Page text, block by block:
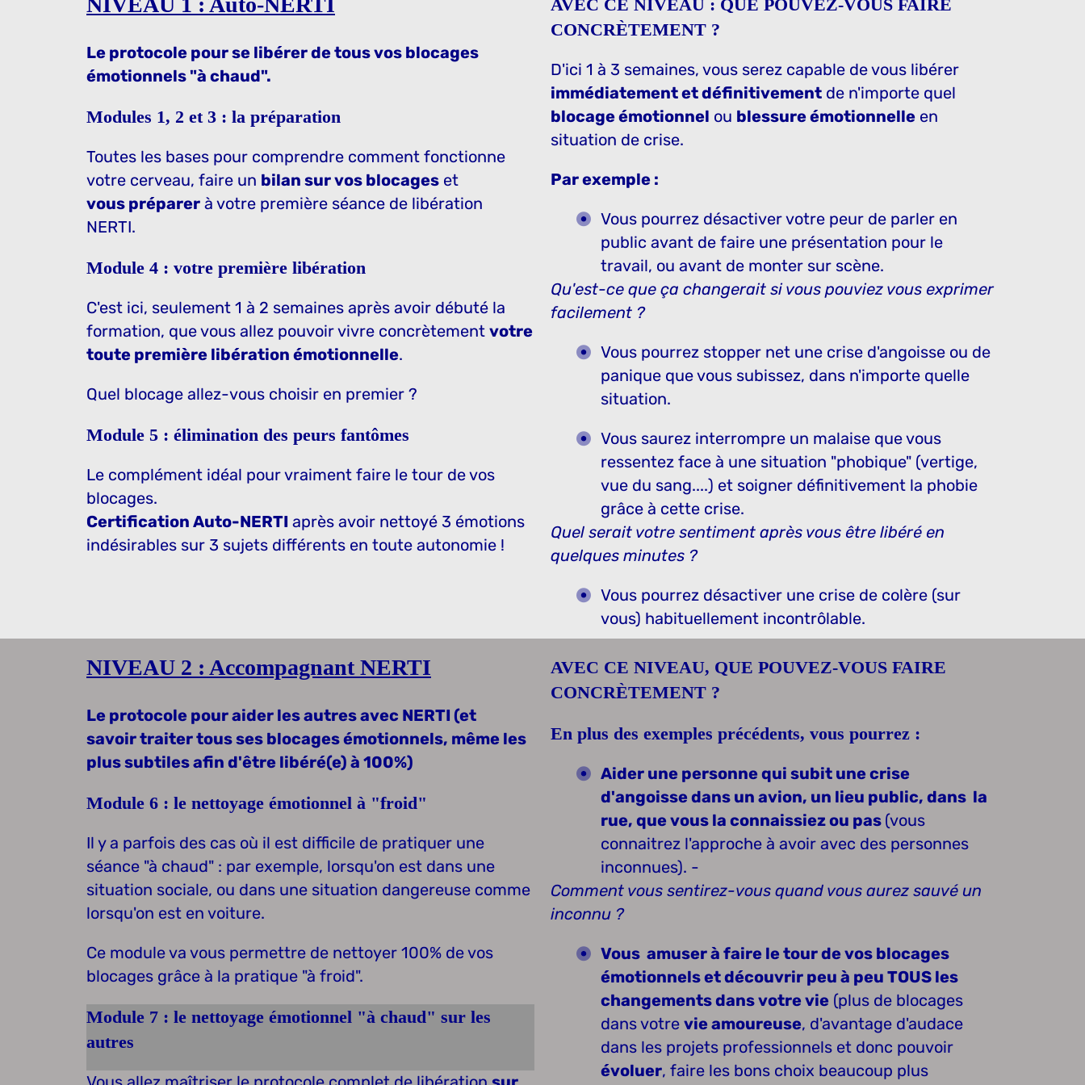
Le protocole pour se libérer de tous vos blocages
émotionnels "à chaud".
Modules 1, 2 et 3 : la préparation
Toutes les bases pour comprendre comment fonctionne
votre cerveau, faire un bilan sur vos blocages et
vous préparer à votre première séance de libération
NERTI.
Module 4 : votre première libération
C'est ici, seulement 1 à 2 semaines après avoir débuté la
formation, que vous allez pouvoir vivre concrètement votre
toute première libération émotionnelle.
Quel blocage allez-vous choisir en premier ?
Module 5 : élimination des peurs fantômes
Le complément idéal pour vraiment faire le tour de vos
blocages.
Certification Auto-NERTI après avoir nettoyé 3 émotions
indésirables sur 3 sujets différents en toute autonomie !
AVEC CE NIVEAU : QUE POUVEZ-VOUS FAIRE
CONCRÈTEMENT ?
D'ici 1 à 3 semaines, vous serez capable de vous libérer
immédiatement et définitivementde n'importe quel
blocage émotionnel ou blessure émotionnelleen
situation de crise.
Par exemple :
Vous pourrez désactiver votre peur de parler en
public avant de faire une présentation pour le
travail, ou avant de monter sur scène.
Qu'est-ce que ça changerait si vous pouviez vous exprimer
facilement ?
Vous pourrez stopper net une crise d'angoisse ou de
panique que vous subissez, dans n'importe quelle
situation.
Vous saurez interrompre un malaise que vous
ressentez face à une situation "phobique" (vertige,
vue du sang....) et soigner définitivement la phobie
grâce à cette crise.
Quel serait votre sentiment après vous être libéré en
quelques minutes ?
Vous pourrez désactiver une crise de colère (sur
vous) habituellement incontrôlable.
NIVEAU 2 : Accompagnant NERTI
Le protocole pour aider les autres avec NERTI (et
savoir traiter tous ses blocages émotionnels, même les
plus subtiles afin d'être libéré(e) à 100%)
Module 6 : le nettoyage émotionnel à "froid"
Il y a parfois des cas où il est difficile de pratiquer une
séance "à chaud" : par exemple, lorsqu'on est dans une
situation sociale, ou dans une situation dangereuse comme
lorsqu'on est en voiture.
Ce module va vous permettre de nettoyer 100% de vos
blocages grâce à la pratique "à froid".
Module 7 : le nettoyage émotionnel "à chaud" sur les
autres
AVEC CE NIVEAU, QUE POUVEZ-VOUS FAIRE
CONCRÈTEMENT ?
En plus des exemples précédents, vous pourrez :
Aider une personne qui subit une crise
d'angoisse dans un avion, un lieu public, dans la
rue, que vous la connaissiez ou pas (vous
connaitrez l'approche à avoir avec des personnes
inconnues). -
Comment vous sentirez-vous quand vous aurez sauvé un
inconnu ?
Vous amuser à faire le tour de vos blocages
émotionnels et découvrir peu à peu TOUS les
changements dans votre vie (plus de blocages
dans votrevie amoureuse, d'avantage d'audace
dans les projets professionnels et donc pouvoir
évoluer, faire les bons choix beaucoup plus